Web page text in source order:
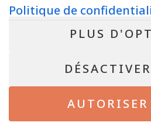
au code déontologique de l’ IPI
RC professionnelle et cautionnement via
Bientôt disponible !
Politique de
PLUS